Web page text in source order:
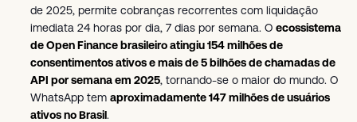
de 2025, permite cobranças recorrentes com liquidação
imediata 24 horas por dia, 7 dias por semana. O ecossistema
de Open Finance brasileiro atingiu 154 milhões de
consentimentos ativos e mais de 5 bilhões de chamadas de
API por semana em 2025, tornando-se o maior do mundo. O
WhatsApp tem aproximadamente 147 milhões de usuários
ativos no Brasil.